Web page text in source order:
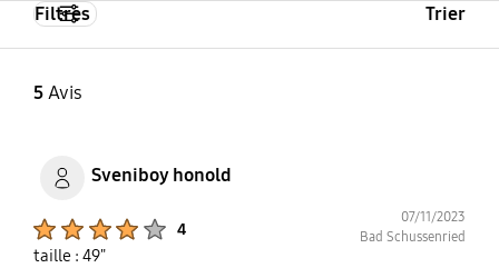
5Avis
Filtres Trier
Sveniboy honold
4
07/11/2023
Bad Schussenried
taille : 49"